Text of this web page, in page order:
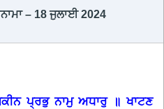
– 18 ਜੁਲਾਈ 2024
ਪ੍ਰਭੁ ਨਾਮੁ ਅਧਾਰੁ ॥ ਖਾਟਣ